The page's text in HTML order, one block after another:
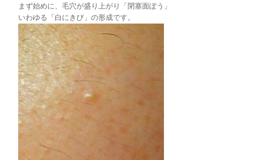
まず始めに、毛穴が盛り上がり「閉塞面ぽう」
いわゆる「白にきび」の形成です。